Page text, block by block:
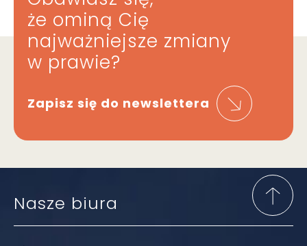
że ominą Cię
najważniejsze zmiany
w prawie?
Zapisz się do newslettera
Nasze biura